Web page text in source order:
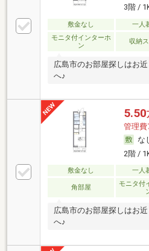
3階 /
敷金なし 一人
モニタ付インターホ
ン
収納
広島市のお部屋探しはお
へ♪
5.50
管理費
な
2階 /
敷金なし 一人
角部屋
モニタ付
広島市のお部屋探しはお
へ♪